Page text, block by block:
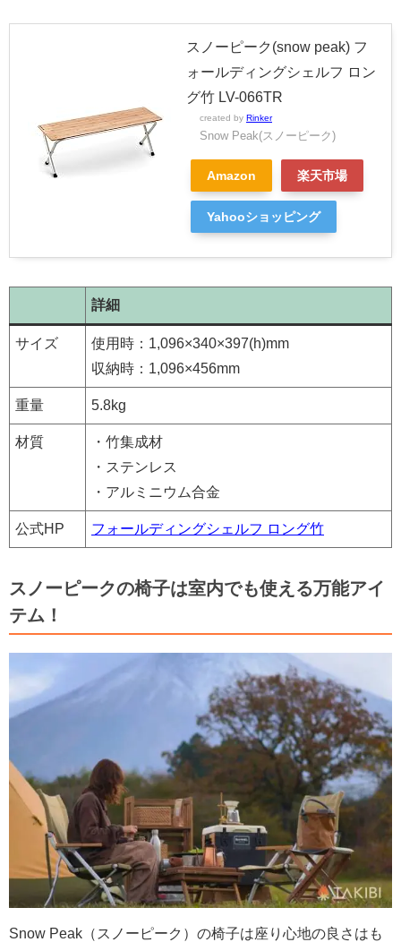
スノーピーク(snow peak) フ
ォールディングシェルフ ロン
グ竹 LV-066TR
created by Rinker
Snow Peak(スノーピーク)
Amazon 楽天市場
Yahooショッピング
詳細
サイズ
使用時：1,096×340×397(h)mm
収納時：1,096×456mm
重量 5.8kg
材質
・竹集成材
・ステンレス
・アルミニウム合金
公式HP フォールディングシェルフ ロング竹
スノーピークの椅子は室内でも使える万能アイ
テム！
Snow Peak（スノーピーク）の椅子は座り心地の良さはも